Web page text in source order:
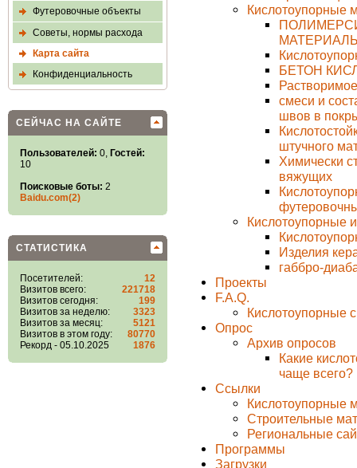
Футеровочные объекты
Советы, нормы расхода
Карта сайта
Конфиденциальность
СЕЙЧАС НА САЙТЕ
Пользователей: 0, Гостей:
10
Поисковые боты: 2
Baidu.com(2)
СТАТИСТИКА
Посетителей:
12
Визитов всего:
221718
Визитов сегодня:
199
Визитов за неделю:
3323
Визитов за месяц:
5121
Визитов в этом году:
80770
Рекорд - 05.10.2025
1876
Кислотоупорные
БЕТОН
смеси и
швов в
штучного
Химически
вяжущих
Кислотоупорные
Изделия
габбро-
Проекты
F.A.Q.
Кислотоупорные
Опрос
Архив опросов
Какие
чаще всего?
Ссылки
Кислотоупорные
Строительные
Региональные
Программы
Загрузки